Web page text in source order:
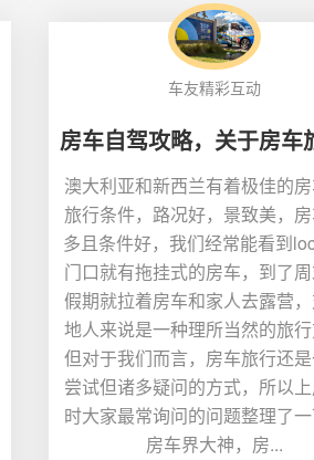
车友精彩互动
澳大利亚和新西兰有着极佳的
旅行条件，路况好，景致美，
多且条件好，我们经常能看到
门口就有拖挂式的房车，到了
假期就拉着房车和家人去露营
地人来说是一种理所当然的旅行
但对于我们而言，房车旅行还
尝试但诸多疑问的方式，所以
时大家最常询问的问题整理了
房车界大神，房...